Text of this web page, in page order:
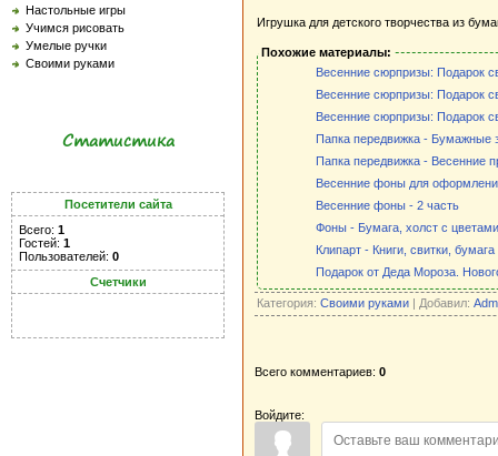
Настольные игры
Учимся рисовать
Умелые ручки
Своими руками
Статистика
Посетители сайта
Всего: 1
Гостей: 1
Пользователей: 0
Счетчики
Игрушка для детского творчества из
Похожие материалы:
Весенние сюрпризы: Подарок
Весенние сюрпризы: Подарок
Весенние сюрпризы: Подарок
Папка передвижка - Бумажные
Папка передвижка - Весенние
Весенние фоны для
Весенние фоны - 2 часть
Фоны - Бумага, холст с цветами
Клипарт - Книги, свитки, бумага
Подарок от Деда Мороза.
Категория: Своими руками | Добавил:
Всего комментариев: 0
Войдите: